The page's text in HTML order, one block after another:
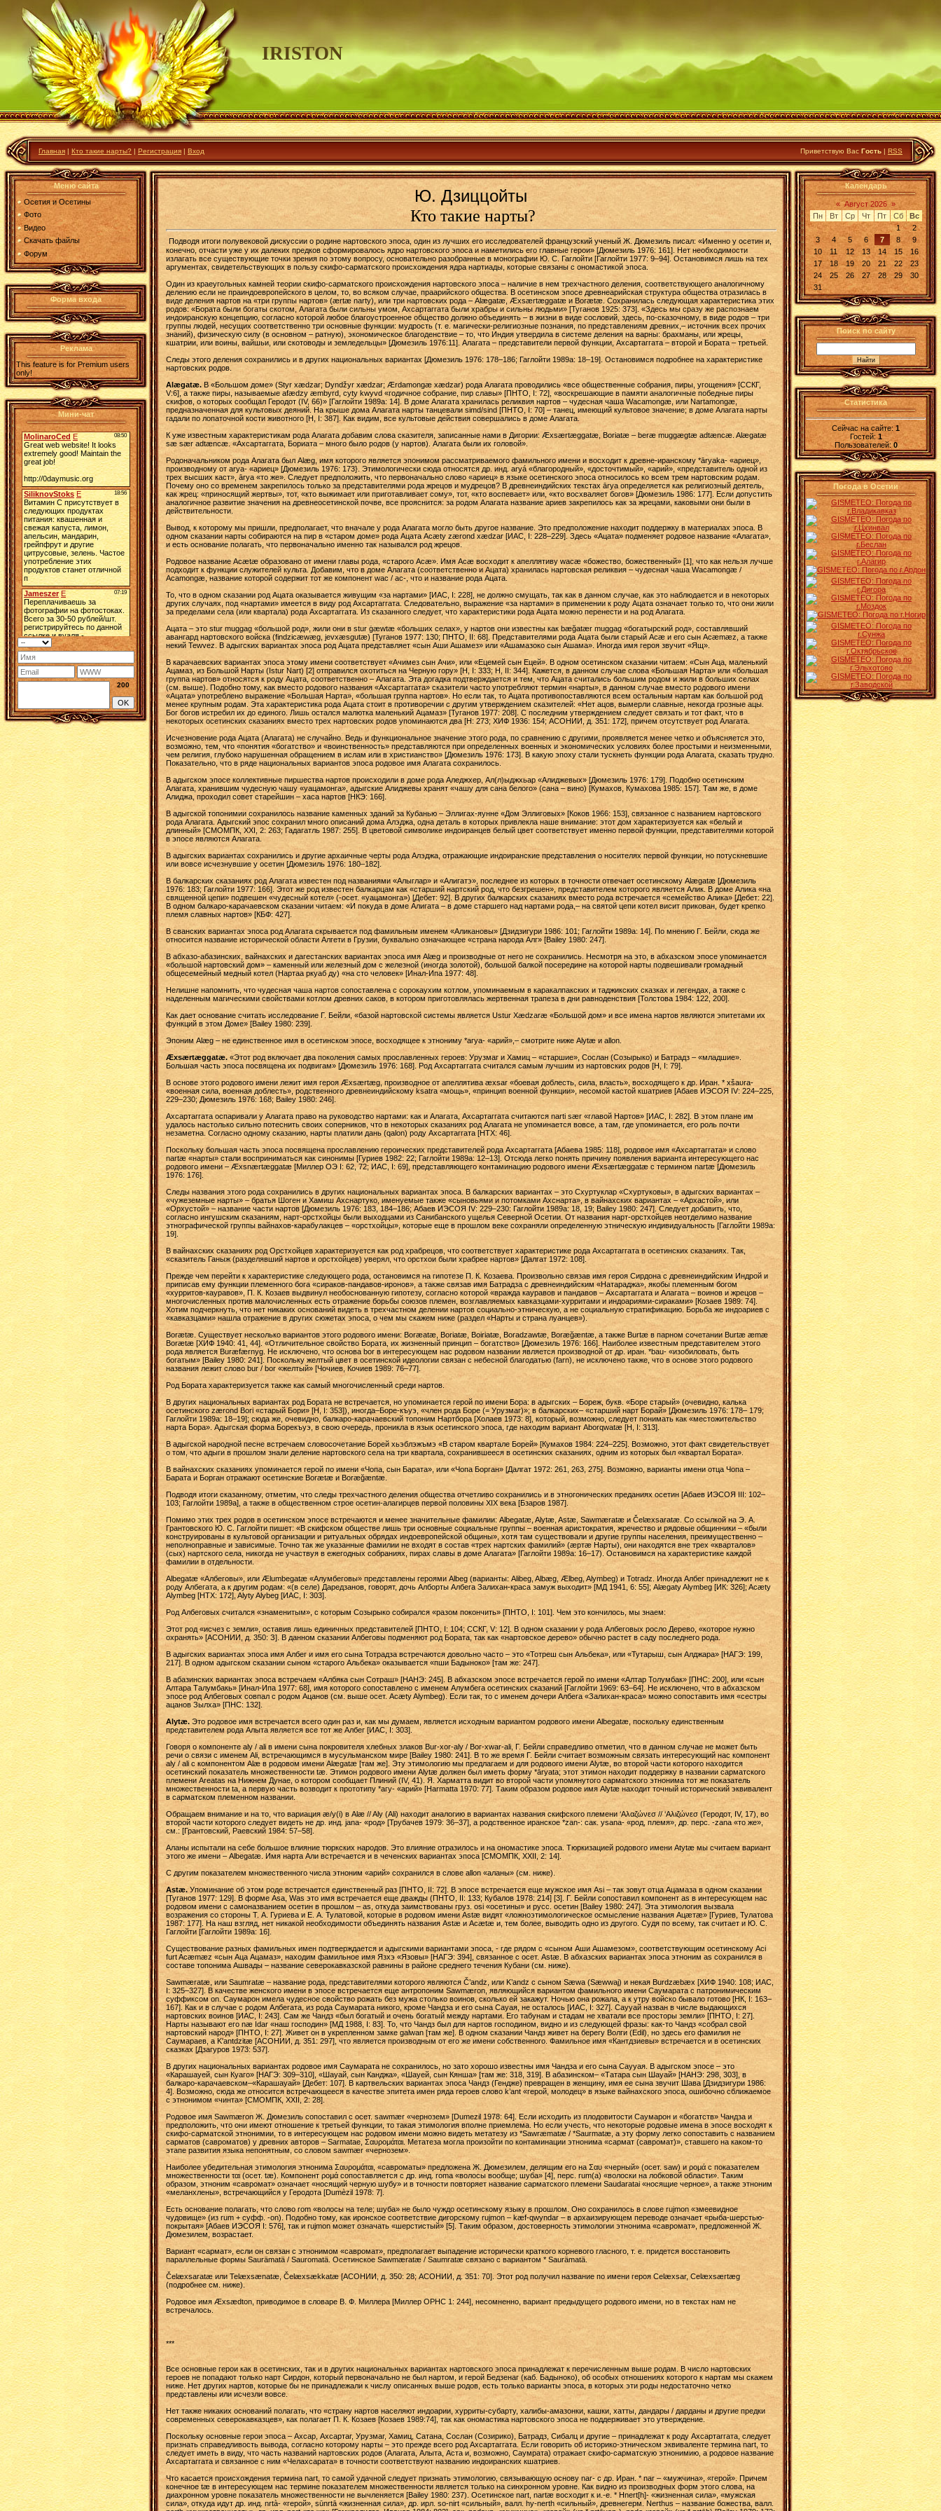
IRISTON
Главная | Кто такие нарты? | Регистрация | Вход Приветствую Вас Гость | RSS
Меню сайта
Осетия и Осетины
Фото
Видео
Скачать файлы
Форум
Форма входа
Реклама
This feature is for Premium users
only!
Мини-чат
200
Ю. Дзиццойты
Кто такие нарты?
Подводя итоги полувековой дискуссии о родине нартовского эпоса, один из лучших его исследователей французский ученый Ж. Дюмезиль писал: «Именно у осетин и,
конечно, отчасти уже у их далеких предков сформировалось ядро нартовского эпоса и наметились его главные герои» [Дюмезиль 1976: 161]. Нет необходимости
излагать все существующие точки зрения по этому вопросу, основательно разобранные в монографии Ю. С. Гаглойти [Гаглойти 1977: 9–94]. Остановимся лишь на тех
аргументах, свидетельствующих в пользу скифо-сарматского происхождения ядра нартиады, которые связаны с ономастикой эпоса.
Один из краеугольных камней теории скифо-сарматского происхождения нартовского эпоса – наличие в нем трехчастного деления, соответствующего аналогичному
делению если не праиндоевропейского в целом, то, во всяком случае, праарийского общества. В осетинском эпосе древнеарийская структура общества отразилась в
виде деления нартов на «три группы нартов» (ærtæ narty), или три нартовских рода – Alægatæ, Æxsærtæggatæ и Borætæ. Сохранилась следующая характеристика этих
родов: «Бората были богаты скотом, Алагата были сильны умом, Ахсартаггата были храбры и сильны людьми» [Туганов 1925: 373]. «Здесь мы сразу же распознаем
индоиранскую концепцию, согласно которой любое благоустроенное общество должно объединять – в жизни в виде сословий, здесь, по-сказочному, в виде родов – три
группы людей, несущих соответственно три основные функции: мудрость (т. е. магически-религиозные познания, по представлениям древних,– источник всех прочих
знаний), физическую силу (в основном – ратную), экономическое благоденствие – то, что Индия утвердила в системе деления на варны: брахманы, или жрецы,
кшатрии, или воины, вайшьи, или скотоводы и земледельцы» [Дюмезиль 1976:11]. Алагата – представители первой функции, Ахсартаггата – второй и Бората – третьей.
Следы этого деления сохранились и в других национальных вариантах [Дюмезиль 1976: 178–186; Гаглойти 1989а: 18–19]. Остановимся подробнее на характеристике
нартовских родов.
Alægatæ. В «Большом доме» (Styr xædzar; Dyndžyr xædzar; Ærdamongæ xædzar) рода Алагата проводились «все общественные собрания, пиры, угощения» [ССКГ,
V:6], а также пиры, называемые afædzy æmbyrd, cyty kwyvd «годичное собрание, пир славы» [ПНТО, I: 72], «воскрешающие в памяти аналогичные победные пиры
скифов, о которых сообщал Геродот (IV, 66)» [Гаглойти 1989а: 14]. В доме Алагата хранилась реликвия нартов – чудесная чаша Wacamongæ, или Nartamongæ,
предназначенная для культовых деяний. На крыше дома Алагата нарты танцевали simd/sind [ПНТО, I: 70] – танец, имеющий культовое значение; в доме Алагата нарты
гадали по лопаточной кости животного [Н, I: 387]. Как видим, все культовые действия совершались в доме Алагата.
К уже известным характеристикам рода Алагата добавим слова сказителя, записанные нами в Дигории: Æxsærtæggatæ, Boriatæ – bеræ muggægtæ adtæncæ. Alægatæ
sæ sær adtænсæ. «Ахсартаггата, Бориата – много было родов (у нартов). Алагата были их головой».
Родоначальником рода Алагата был Alæg, имя которого является эпонимом рассматриваемого фамильного имени и восходит к древне-иранскому *āryaka- «ариец»,
производному от аrya- «ариец» [Дюмезиль 1976: 173}. Этимологически сюда относятся др. инд. aryá «благородный», «досточтимый», «арий», «представитель одной из
трех высших каст», ārya «то же». Следует предположить, что первоначально слово «ариец» в языке осетинского эпоса относилось ко всем трем нартовским родам.
Почему оно со временем закрепилось только за представителями рода жрецов и мудрецов? В древнеиндийских текстах ārya определяется как религиозный деятель,
как жрец: «приносящий жертвы», тот, «кто выжимает или приготавливает сому», тот, «кто воспевает» или, «кто восхваляет богов» [Дюмезиль 1986: 177]. Если допустить
аналогичное развитие значения на древнеосетинской почве, все прояснится: за родом Алагата название ариев закрепилось как за жрецами, каковыми они были в
действительности.
Вывод, к которому мы пришли, предполагает, что вначале у рода Алагата могло быть другое название. Это предположение находит поддержку в материалах эпоса. В
одном сказании нарты собираются на пир в «старом доме» рода Ацата Acæty zærond xædzar [ИАС, I: 228–229]. Здесь «Ацата» подменяет родовое название «Алагата»,
и есть основание полагать, что первоначально именно так назывался род жрецов.
Родовое название Acætæ образовано от имени главы рода, «старого Асæ». Имя Асæ восходит к апеллятиву wacæ «божество, божественный» [1], что как нельзя лучше
подходит к функции служителей культа. Добавим, что в доме Алагата (соответственно и Ацата) хранилась нартовcкая реликвия – чудесная чаша Wacamongæ /
Acamongæ, название которой содержит тот же компонент wac / ac-, что и название рода Ацата.
То, что в одном сказании род Ацата оказывается живущим «за нартами» [ИАС, I: 228], не должно смущать, так как в данном случае, как это наблюдается и в некоторых
других случаях, под «нартами» имеется в виду род Ахсартаггата. Следовательно, выражение «за нартами» в применении к роду Ацата означает только то, что они жили
за пределами села (или квартала) рода Ахсартаггата. Из сказанного следует, что характеристики рода Ацата можно перенести и на род Алагата.
Ацата – это stur muggag «большой род», жили они в stur ġæwtæ «больших селах», у нартов они известны как bæğatær muggag «богатырский род», составлявший
авангард нартовского войска (findzicæwæg, jevxæsgutæ) [Туганов 1977: 130; ПНТО, II: 68]. Представителями рода Ацата были старый Асæ и его сын Acæmæz, а также
некий Tewvez. В адыгских вариантах эпоса род Ацата представляет «сын Аши Ашамез» или «Ашамазоко сын Ашама». Иногда имя героя звучит «Ящ».
В карачаевских вариантах эпоса этому имени соответствует «Ачимез сын Ачи», или «Ецемей сын Ецей». В одном осетинском сказании читаем: «Сын Аца, маленький
Ацамаз, из Большой Нарты (Istur Nart) [2] отправился охотиться на Черную гору» [Н, I: 333; Н, II: 344]. Кажется, в данном случае слова «Большая Нарта» или «большая
группа нартов» относятся к роду Ацата, соответственно – Алагата. Эта догадка подтверждается и тем, что Ацата считались большим родом и жили в больших селах
(см. выше). Подобно тому, как вместо родового названия «Ахсартаггата» сказители часто употребляют термин «нарты», в данном случае вместо родового имени
«Ацата» употреблено выражение «Большая Нарта», «большая группа нартов». Но если так, то Ацата противопоставляются всем остальным нартам как большой род
менее крупным родам. Эта характеристика рода Ацата стоит в противоречии с другим утверждением сказителей: «Нет ацов, вымерли славные, некогда грозные ацы.
Бог богов истребил их до единого. Лишь остался малютка маленький Ацамаз» [Туганов 1977: 208]. С последним утверждением следует связать и тот факт, что в
некоторых осетинских сказаниях вместо трех нартовских родов упоминаются два [Н: 273; ХИФ 1936: 154; АСОНИИ, д. 351: 172], причем отсутствует род Алагата.
Исчезновение рода Ацата (Алагата) не случайно. Ведь и функциональное значение этого рода, по сравнению с другими, проявляется менее четко и объясняется это,
возможно, тем, что «понятия «богатство» и «воинственность» представляются при определенных военных и экономических условиях более простыми и неизменными,
чем религия, глубоко нарушенная обращением в ислам или в христианство» [Дюмезиль 1976: 173]. В какую эпоху стали тускнеть функции рода Алагата, сказать трудно.
Показательно, что в ряде национальных вариантов эпоса родовое имя Алагата сохранилось.
В адыгском эпосе коллективные пиршества нартов происходили в доме рода Аледжхер, Ал(л)ыджхьар «Алиджевых» [Дюмезиль 1976: 179]. Подобно осетинским
Алагата, хранившим чудесную чашу «уацамонга», адыгские Алиджевы хранят «чашу для сана белого» (сана – вино) [Кумахов, Кумахова 1985: 157]. Там же, в доме
Алиджа, проходил совет старейшин – хаса нартов [НКЭ: 166].
В адыгской топонимии сохранилось название каменных зданий за Кубанью – Эллигах-яунне «Дом Эллиговых» [Коков 1966: 153], связанное с названием нартовского
рода Алагата. Адыгский эпос сохранил много описаний дома Алэджа, одна деталь в которых привлекла наше внимание: этот дом характеризуется как «белый и
длинный» [СМОМПК, XXI, 2: 263; Гадагатль 1987: 255]. В цветовой символике индоиранцев белый цвет соответствует именно первой функции, представителями которой
в эпосе являются Алагата.
В адыгских вариантах сохранились и другие архаичные черты рода Алэджа, отражающие индоиранские представления о носителях первой функции, но потускневшие
или вовсе исчезнувшие у осетин [Дюмезиль 1976: 180–182].
В балкарских сказаниях род Алагата известен под названиями «Алыглар» и «Алигатэ», последнее из которых в точности отвечает осетинскому Alægatæ [Дюмезиль
1976: 183; Гаглойти 1977: 166]. Этот же род известен балкарцам как «старший нартский род, что безгрешен», представителем которого является Алик. В доме Алика «на
священной цепи» подвешен «чудесный котел» (-осет. «уацамонга») [Дебет: 92]. В других балкарских сказаниях вместо рода встречается «семейство Алика» [Дебет: 22].
В одном балкаро-карачаевском сказании читаем: «И покуда в доме Алигата – в доме старшего над нартами рода,– на святой цепи котел висит прикован, будет крепко
племя славных нартов» [КБФ: 427].
В сванских вариантах эпоса род Алагата скрывается под фамильным именем «Аликановы» [Дзидзигури 1986: 101; Гаглойти 1989а: 14]. По мнению Г. Бейли, сюда же
относится название исторической области Алгети в Грузии, буквально означающее «страна народа Алг» [Bailey 1980: 247].
В абхазо-абазинских, вайнахских и дагестанских вариантах эпоса имя Alæg и производные от него не сохранились. Несмотря на это, в абхазском эпосе упоминается
«большой нартовский дом» – каменный или железный дом с железной (иногда золотой), большой балкой посередине нa которой нарты подвешивали громадный
общесемейный медный котел (Нартаа ркуаб ду) «на сто человек» [Инал-Ипа 1977: 48].
Нелишне напомнить, что чудесная чаша нартов сопоставлена с сорокаухим котлом, упоминаемым в каракалпакских и таджикских сказках и легендах, а также с
наделенным магическими свойствами котлом древних саков, в котором приготовлялась жертвенная трапеза в дни равноденствия [Толстова 1984: 122, 200].
Как дает основание считать исследование Г. Бейли, «базой нартовской системы является Ustur Xædzaræ «Большой дом» и все имена нартов являются эпитетами их
функций в этом Доме» [Bailey 1980: 239].
Эпоним Alæg – не единственное имя в осетинском эпосе, восходящее к этнониму *агуа- «арий»,– смотрите ниже Alytæ и allon.
Æxsærtæggatæ. «Этот род включает два поколения самых прославленных героев: Урузмаг и Хамиц – «старшие», Сослан (Созырыко) и Батрадз – «младшие».
Большая часть эпоса посвящена их подвигам» [Дюмезиль 1976: 168]. Род Ахсартаггата считался самым лучшим из нартовских родов [Н, I: 79].
В основе этого родового имени лежит имя героя Æхsærtæg, производное от апеллятива æxsar «боевая доблесть, сила, власть», восходящего к др. Иран. * xšaυra-
«военная сила, военная доблесть», родственного древнеиндийскому ksatra «мощь», «принцип военной функции», несомой кастой кшатриев [Абаев ИЭСОЯ IV: 224–225,
229–230; Дюмезиль 1976: 168; Bailey 1980: 246].
Ахсартаггата оспаривали у Алагата право на руководство нартами: как и Алагата, Ахсартаггата считаются narti sær «главой Нартов» [ИАС, I: 282]. В этом плане им
удалось настолько сильно потеснить своих соперников, что в некоторых сказаниях род Алагата не упоминается вовсе, а там, где упоминается, его роль почти
незаметна. Согласно одному сказанию, нарты платили дань (qalon) роду Ахсартаггата [НТХ: 46].
Поскольку большая часть эпоса посвящена прославлению героических представителей рода Ахсартаггата [Абаева 1985: 118], родовое имя «Ахсартаггата» и слово
nartæ «нарты» стали восприниматься как синонимы [Гуриев 1982: 22; Гаглойти 1989а: 12–13]. Отсюда легко понять причину появления варианта интересующего нас
родового имени – Æxsnærtæggatæ [Миллер ОЭ I: 62, 72; ИАС, I: 69], представляющего контаминацию родового имени Æxsærtæggatæ с термином nartæ [Дюмезиль
1976: 176].
Следы названия этого рода сохранились в других национальных вариантах эпоса. В балкарских вариантах – это Схуртуклар «Схуртуковы», в адыгских вариантах –
«чужеземные нарты» – братья Шоген и Хамиш Ахснартуко, именуемые также «сыновьями и потомками Ахснарта», в вайнахских вариантах – «Архастой», или
«Орхустой» – название части нартов [Дюмезиль 1976: 183, 184–186; Абаев ИЭСОЯ IV: 229–230: Гаглойти 1989а: 18, 19; Bailey 1980: 247]. Следует добавить, что,
согласно ингушским сказаниям, нарт-орстхойцы были выходцами из Санибанского ущелья Северной Осетии. От названия нарт-орстхойцев неотделимо название
этнографической группы вайнахов-карабулакцев – «орстхойцы», которые еще в прошлом веке сохраняли определенную этническую индивидуальность [Гаглойти 1989а:
19].
В вайнахских сказаниях род Орстхойцев характеризуется как род храбрецов, что соответствует характеристике рода Ахсартаггата в осетинских сказаниях. Так,
«сказитель Ганыж (разделявший нартов и орстхойцев) уверял, что орстхои были храбрее нартов» [Далгат 1972: 108].
Прежде чем перейти к характеристике следующего рода, остановимся на гипотезе П. К. Козаева. Произвольно связав имя героя Сирдона с древнеиндийским Индрой и
приписав ему функции племенного бога «сираков-пандавов-иронов», а также связав имя Батрадза с древнеиндийским «Натараджа», якобы племенным богом
«хурритов-кауравов», П. К. Козаев выдвинул необоснованную гипотезу, согласно которой «вражда кауравов и пандавов – Ахсартаггата и Алагата – воинов и жрецов –
многочисленных против малочисленных есть отражение борьбы союзов племен, возглавляемых кавказцами-хурритами и индоариями-сираками» [Козаев 1989: 74].
Хотим подчеркнуть, что нет никаких оснований видеть в трехчастном делении нартов социально-этническую, а не социальную стратификацию. Борьба же индоариев с
«кавказцами» нашла отражение в других сюжетах эпоса, о чем мы скажем ниже (раздел «Нарты и страна луанцев»).
Borætæ. Существует несколько вариантов этого родового имени: Boræatæ, Boriatæ, Boiriatæ, Boradzawtæ, Boræğæntæ, а также Burtæ в парном сочетании Burtæ æmæ
Borætæ [ХИФ 1940: 41, 44]. «Отличительное свойство Бората, их жизненный принцип – богатство» [Дюмезиль 1976: 166]. Наиболее известным представителем этого
рода является Buræfærnyg. He исключено, что основа bor в интересующем нас родовом названии является производной от др. иран. *bau- «изобиловать, быть
богатым» [Bailey 1980: 241]. Поскольку желтый цвет в осетинской идеологии связан с небесной благодатью (farn), не исключено также, что в основе этого родового
названия лежит слово bur / bor «желтый» [Чочиев, Кочиев 1989: 76–77].
Род Бората характеризуется также как самый многочисленный среди нартов.
В других национальных вариантах род Бората не встречается, но упоминается герой по имени Бора: в адыгских – Бореж, букв. «Боре старый» (очевидно, калька
осетинского zærond Bori «старый Бори» [Н, I: 353]), иногда–Боре-къуэ, «член рода Боре (= Урузмаг)»; в балкарских– «старший нарт Борай» [Дюмезиль 1976: 178– 179;
Гаглойти 1989а: 18–19]; сюда же, очевидно, балкаро-карачаевский топоним Нартбора [Холаев 1973: 8], который, возможно, следует понимать как «местожительство
нарта Бора». Адыгская форма Борекъуэ, в свою очередь, проникла в язык осетинского эпоса, где находим вариант Aborqwatæ [Н, I: 313].
В адыгской народной песне встречаем словосочетание Борей хьэблэжъмэ «В старом квартале Борей» [Кумахов 1984: 224–225]. Возможно, этот факт свидетельствует
о том, что адыги в прошлом знали деление нартовского села на три квартала, сохранившееся в осетинских сказаниях, одним из которых был «квартал Бората».
В вайнахских сказаниях упоминается герой по имени «Чопа, сын Барата», или «Чопа Борган» [Далгат 1972: 261, 263, 275]. Возможно, варианты имени отца Чопа –
Барата и Борган отражают осетинские Borætæ и Boræğæntæ.
Подводя итоги сказанному, отметим, что следы трехчастного деления общества отчетливо сохранились и в этногонических преданиях осетин [Абаев ИЭСОЯ III: 102–
103; Гаглойти 1989а], а также в общественном строе осетин-алагирцев первой половины XIX века [Бзаров 1987].
Помимо этих трех родов в осетинском эпосе встречаются и менее значительные фамилии: Albegatæ, Alytæ, Astæ, Sawmæratæ и Čelæxsaratæ. Co ссылкой на Э. А.
Грантовского Ю. С. Гаглойти пишет: «В скифском обществе лишь три основные социальные группы – военная аристократия, жречество и рядовые общинники – «были
конструированы в культовой организации и ритуальных обрядах индоевропейской общины», хотя там существовали и другие группы населения, преимущественно –
неполноправные и зависимые. Точно так же указанные фамилии не входят в состав «трех нартских фамилий» (æртæ Нарты), они находятся вне трех «кварталов»
(сых) нартского села, никогда не участвуя в ежегодных собраниях, пирах славы в доме Алагата» [Гаглойти 1989а: 16–17). Остановимся на характеристике каждой
фамилии в отдельности.
Albegatæ «Албеговы», или Ælumbegatæ «Алумбеговы» представлены героями Albeg (варианты: Alibeg, Albæg, Ælbeg, Alymbeg) и Totradz. Иногда Албег принадлежит не к
роду Албегата, а к другим родам: «(в селе) Даредзанов, говорят, дочь Алборты Албега Залихан-краса замуж выходит» [МД 1941, 6: 55]; Alægaty Alymbeg [ИК: 326]; Acæty
Alymbeg [HTX: 172], Alyty Alybeg [ИАС, I: 303].
Род Албеговых считался «знаменитым», с которым Созырыко собирался «разом покончить» [ПНТО, I: 101]. Чем это кончилось, мы знаем:
Этот род «исчез с земли», оставив лишь единичных представителей [ПНТО, I: 104; ССКГ, V: 12]. В одном сказании у рода Албеговых росло Дерево, «которое нужно
охранять» [АСОНИИ, д. 350: З]. В данном сказании Албеговы подменяют род Бората, так как «нартовское дерево» обычно растет в саду последнего рода.
В адыгских вариантах эпоса имя Албег и имя его сына Тотрадза встречаются довольно часто – это «Тотреш сын Альбека», или «Тутарыш, сын Алджара» [НАГЭ: 199,
217]. В одном адыгском сказании сыном «старого Альбека» оказывается «пши Бадыноко» [там же: 247].
В абазинских вариантах эпоса встречаем «Албяка сын Сотраш» [НАНЭ: 245]. В абхазском эпосе встречается герой по имени «Алтар Толумбак» [ПНС: 200], или «сын
Алтара Талумбакь» [Инал-Ипа 1977: 68], имя которого сопоставлено с именем Алумбега осетинских сказаний [Гаглойти 1969: 63–64]. Не исключено, что в абхазском
эпосе род Албеговых совпал с родом Ацанов (см. выше осет. Acæty Alymbeg). Если так, то с именем дочери Албега «Залихан-краса» можно сопоставить имя «сестры
ацанов Зылха» [ПНС: 132].
Alytæ. Это родовое имя встречается всего один раз и, как мы думаем, является исходным вариантом родового имени Albegatæ, поскольку единственным
представителем рода Алыта является все тот же Албег [ИАС, I: 303].
Говоря о компоненте aly / ali в имени сына покровителя хлебных злаков Bur-xor-aly / Вог-xwar-ali, Г. Бейли справедливо отметил, что в данном случае не может быть
речи о связи с именем Ali, встречающимся в мусульманском мире [Bailey 1980: 241]. В то же время Г. Бейли считает возможным связать интересующий нас компонент
aly / ali с компонентом Alæ в родовом имени Alægatæ [там же]. Эту этимологию мы предлагаем и для родового имени Alytæ, во второй части которого находится
осетинский показатель множественности tæ. Этимон родового имени Alytæ должен был иметь форму *āryata; этот этимон находит поддержку в названии сарматского
племени Areatas на Нижнем Дунае, о котором сообщает Плиний (IV, 41). Я. Харматта видит во второй части упомянутого сарматского этнонима тот же показатель
множественности ta, а первую часть возводит к прототипу *агу- «арий» [Harmatta 1970: 77]. Таким образом родовое имя Alytæ находит точный исторический эквивалент
в сарматском племенном названии.
Обращаем внимание и на то, что вариация æ/y(i) в Alæ // Aly (Ali) находит аналогию в вариантах названия скифского племени ‘Aλαζώνεσ // ‘Aλιζώνεσ (Геродот, IV, 17), во
второй части которого следует видеть не др. инд. jana- «род» [Трубачев 1979: 36–37], а родственное иранское *zan-: сак. ysana- «род, племя», др. перс. -zana «то же»,
см.: [Грантовский, Раевский 1984: 57–58].
Аланы испытали на себе большое влияние тюркских народов. Это влияние отразилось и на ономастике эпоса. Тюркизацией родового имени Atytæ мы считаем вариант
этого же имени – Albegatæ. Имя нарта Али встречается и в чеченских вариантах эпоса [СМОМПК, XXII, 2: 14].
С другим показателем множественного числа этноним «арий» сохранился в слове аllоn «аланы» (см. ниже).
Astæ. Упоминание об этом роде встречается единственный раз [ПНТО, II: 72]. В эпосе встречается еще мужское имя Asi – так зовут отца Ацамаза в одном сказании
[Туганов 1977: 129]. В форме Asa, Was это имя встречается еще дважды (ПНТО, II: 133; Кубалов 1978: 214] [3]. Г. Бейли сопоставил компонент as в интересующем нас
родовом имени с самоназванием осетин в прошлом – as, откуда заимствованы груз. osi «осетины» и русс. осетин [Ваileу 1980: 247]. Эта этимология вызвала
возражения со стороны Т. А. Гуриева и Е. А. Тулатовой, которые в родовом имени Astæ видят «ложноэтимологическое осмысление названия Ацæтæ» [Гуриев, Тулатова
1987: 177]. На наш взгляд, нет никакой необходимости объединять названия Astæ и Acætæ и, тем более, выводить одно из другого. Судя по всему, так считает и Ю. С.
Гаглойти [Гаглойти 1989а: 16].
Существование разных фамильных имен подтверждается и адыгскими вариантами эпоса, - где рядом с «сыном Аши Ашамезом», соответствующим осетинскому Aci
furt Acæmæz «сын Аца Ацамаз», находим фамильное имя Язхэ «Язовы» [НАГЭ: 394], связанное с осет. Astæ. В абхазских вариантах эпоса этноним as сохранился в
составе топонима Ашвады – название северокавказской равнины в районе среднего течения Кубани (см. ниже).
Sawmæratæ, или Saumratæ – название рода, представителями которого являются Č’andz, или K’andz с сыном Sæwa (Sæwwaj) и некая Burdzæbæx [ХИФ 1940: 108; ИАС,
I: 325–327]. В качестве женского имени в эпосе встречается еще антропоним Sawmæron, являющийся вариантом фамильного имени Саумарата с патронимическим
суффиксом оn. Саумарон имела чудесное свойство рожать без мужа столько воинов, сколько ей закажут. Ночью она рожала, а к утру войско бывало готово [НК, I: 163–
167]. Как и в случае с родом Албегата, из рода Саумарата никого, кроме Чандза и его сына Сауая, не осталось [ИАС, I: 327]. Саууай назван в числе выдающихся
нартовских воинов [ИАС, I: 243]. Сам же Чандз «был богатый и очень богатый между нартами. Его табунам и стадам не хватали все просторы земли» [ПНТО, I: 27].
Нарты называют его næ Idar «наш господин» [МД 1988, I: 83]. То, что Чандз был для нартов господином, видно и из следующей фразы: как-то Чандз «собрал свой
нартовский народ» [ПНТО, I: 27]. Живет он в укрепленном замке galwan [там же]. В одном сказании Чандз живет на берегу Волги (Edil), но здесь его фамилия не
Саумараев, а K'antdzitæ [АСОНИИ, д. 351: 297], что является производным от его же имени собственного. Фамильное имя «Кантдзиевы» встречается и в осетинских
сказках [Дзагуров 1973: 537].
В других национальных вариантах родовое имя Саумарата не сохранилось, но зато хорошо известны имя Чандза и его сына Саууая. В адыгском эпосе – это
«Карашауей, сын Куаго» [НАГЭ: 309–310], «Шауай, сын Канджа», «Шауей, сын Кянша» [там же: 318, 319]. В абазинском– «Татара сын Шауай» [НАНЭ: 298, 303], в
балкаро-карачаевском–«Карашауай» [Дебет: 107]. В картвельских вариантах эпоса Чандз (Гендже) превращен в женщину, имя ее сына звучит Шава [Дзидзигури 1986:
4]. Возможно, сюда же относится встречающееся в качестве эпитета имен ряда героев слово k’ant «герой, молодец» в языке вайнахского эпоса, ошибочно сближаемое
с этнонимом «чинта» [СМОМПК, XXII, 2: 28].
Родовое имя Sawmæron Ж. Дюмезиль сопоставил с осет. sawmær «чернозем» [Dumezil 1978: 64]. Если исходить из плодовитости Саумарон и «богатств» Чандза и
предположить, что они имеют отношение к третьей функции, то такая этимология вполне приемлема. Но если учесть, что некоторые родовые имена в эпосе восходят к
скифо-сарматской этнонимии, то в интересующем нас родовом имени можно видеть метатезу из *Sawræmatæ / *Saurmatæ, а эту форму легко сопоставить с названием
сарматов (савроматов) у древних авторов – Sarmatae, Σαυρομάται. Метатеза могла произойти по контаминации этнонима «сармат (савромат)», ставшего на каком-то
этапе развития языка непонятным, со словом sawmær «чернозем».
Наиболее убедительная этимология этнонима Σαυρομάται, «савроматы» предложена Ж. Дюмезилем, делящим его на Σαυ «черный» (осет. saw) и ρομά с показателем
множественности ται (осет. tæ). Компонент ρομά сопоставляется с др. инд. roma «волосы вообще; шуба» [4], перс. rum(а) «волоски на лобковой области». Таким
образом, этноним «савромат» означает «носящий черную шубу» и в точности повторяет название сарматского племени Saudaratai «носящие черное», а также этноним
«меланхлены», встречающийся у Геродота [Dumèzil 1978: 7].
Есть основание полагать, что слово rom «волосы на теле; шуба» не было чуждо осетинскому языку в прошлом. Оно сохранилось в слове rujmon «змеевидное
чудовище» (из rum + суфф. -on). Подобно тому, как иронское соответствие дигорскому rujmon – kæf-qwyndar – в архаизирующем переводе означает «рыба-шерстью-
покрытая» [Абаев ИЭСОЯ I: 576], так и rujmon может означать «шерстистый» [5]. Таким образом, достоверность этимологии этнонима «савромат», предложенной Ж.
Дюмезилем, возрастает.
Вариант «сармат», если он связан с этнонимом «савромат», предполагает выпадение исторически краткого корневого гласного, т. е. придется восстановить
параллельные формы Saurämatä / Sauromatä. Осетинское Sawmæratæ / Saumratæ связано с вариантом * Saurämatä.
Čelæxsaratæ или Telæxsænatæ, Čelæxsækkatæ [АСОНИИ, д. 350: 28; АСОНИИ, д. 351: 70]. Этот род получил название по имени героя Celæxsar, Celæxsærtæg
(подробнее см. ниже).
Родовое имя Æxsædton, приводимое в словаре В. Ф. Миллера [Миллер ОРНС 1: 244], несомненно, вариант предыдущего родового имени, но в текстах нам не
встречалось.
***
Все основные герои как в осетинских, так и в других национальных вариантах нартовского эпоса принадлежат к перечисленным выше родам. В число нартовских
героев не попадают только нарт Сирдон, который первоначально не был нартом, и герой Бедзенаг (каб. Бадыноко), об особых отношениях которого к нартам мы скажем
ниже. Нет других нартов, которые бы не принадлежали к числу описанных выше родов, есть только варианты эпоса, в которых эти роды недостаточно четко
представлены или исчезли вовсе.
Нет также никаких оснований полагать, что «страну нартов населяют индоарии, хурриты-субарту, халибы-амазонки, кашки, хатты, дандары / дарданы и другие предки
современных северокавказцев», как полагает П. К. Козаев [Козаев 1989:74], так как ономастика нартовского эпоса не поддерживает это утверждение.
Поскольку основные герои эпоса – Ахсар, Ахсартаг, Урузмаг, Хамиц, Сатана, Сослан (Созирико), Батрадз, Сибалц и другие – принадлежат к роду Ахсартаггата, следует
признать справедливость вывода, согласно которому нарты – это прежде всего род Ахсартаггата. Если говорить об историко-этническом эквиваленте термина nart, то
следует иметь в виду, что часть названий нартовских родов (Алагата, Алыта, Аста и, возможно, Саумрата) отражает скифо-сарматскую этнонимию, а родовое название
Ахсартаггата и связанное с ним «Челахсарата» в точности соответствуют названию индоиранских кшатриев.
Что касается происхождения термина nart, то самой удачной следует признать этимологию, связывающую основу nar- с др. Иран. * nar – «мужчина», «герой». Причем
конечное tæ в интересующем нас термине показателем множественности является только на синхронном уровне. Как видно из производных форм этого слова, на
диахронном уровне показатель множественности не вычленяется [Bailey 1980: 237). Осетинское nart, nartæ восходит к и.-е. * Hnert[h]- «жизненная сила», «мужская
сила», откуда идут др. инд. nrtà- «герой», sūnrtā «жизненная сила», др. ирл. so-nirt «сильный», валл. hy-nerth «сильный», древнегерм. Nerthus – название божества, валл.
Календарь
« Август 2026 »
Пн
Вт Ср Чт Пт Сб
Вс
1
2
3
4 5 6 7 8
9
10
11 12 13 14 15
16
17
18 19 20 21 22
23
24
25 26 27 28 29
30
31
Поиск по сайту
Статистика
Сейчас на сайте: 1
Гостей:1
Пользователей: 0
Погода в Осетии